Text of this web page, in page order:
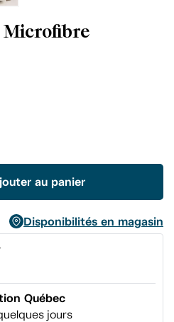
Microfibre
au panier
Disponibilités en magasin
Québec
jours